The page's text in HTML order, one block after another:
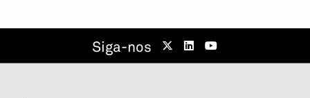
Siga-nos